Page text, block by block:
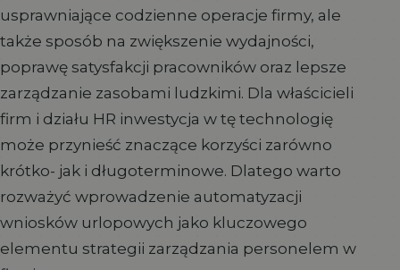
usprawniające codzienne operacje firmy, ale
także sposób na zwiększenie wydajności,
poprawę satysfakcji pracowników oraz lepsze
zarządzanie zasobami ludzkimi. Dla właścicieli
firm i działu HR inwestycja w tę technologię
może przynieść znaczące korzyści zarówno
krótko- jak i długoterminowe. Dlatego warto
rozważyć wprowadzenie automatyzacji
wniosków urlopowych jako kluczowego
elementu strategii zarządzania personelem w